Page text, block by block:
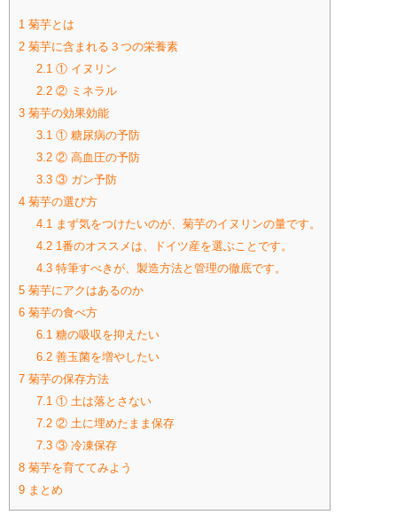
1 菊芋とは
2 菊芋に含まれる３つの栄養素
2.1① イヌリン
2.2② ミネラル
3 菊芋の効果効能
3.1① 糖尿病の予防
3.2② 高血圧の予防
3.3③ ガン予防
4 菊芋の選び方
4.1まず気をつけたいのが、菊芋のイヌリンの量です。
4.21番のオススメは、ドイツ産を選ぶことです。
4.3特筆すべきが、製造方法と管理の徹底です。
5 菊芋にアクはあるのか
6 菊芋の食べ方
6.1糖の吸収を抑えたい
6.2善玉菌を増やしたい
7 菊芋の保存方法
7.1① 土は落とさない
7.2② 土に埋めたまま保存
7.3③ 冷凍保存
8 菊芋を育ててみよう
9 まとめ